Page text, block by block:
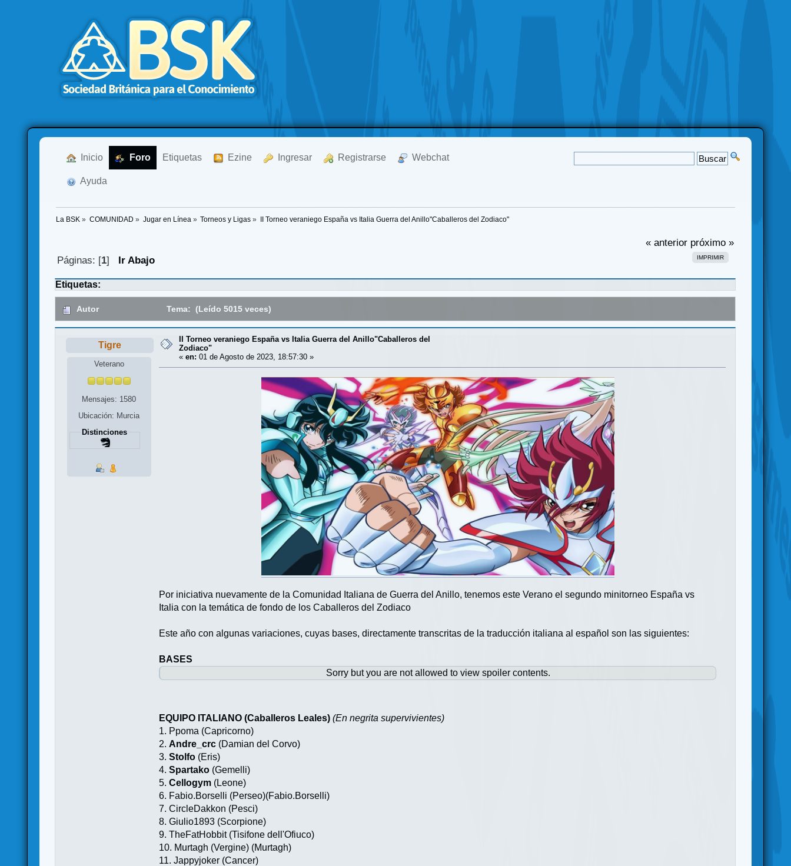
Inicio Foro Etiquetas Ezine Ingresar Registrarse Webchat
Ayuda
La BSK » COMUNIDAD » Jugar en Línea » Torneos y Ligas » II Torneo veraniego España vs Italia Guerra del Anillo"Caballeros del Zodiaco"
« anterior próximo »
IMPRIMIR
Páginas: [1] Ir Abajo
Etiquetas:
Autor Tema: (Leído 5015 veces)
Tigre
Veterano
Mensajes: 1580
Ubicación: Murcia
Distinciones
II Torneo veraniego España vs Italia Guerra del Anillo"Caballeros del
Zodiaco"
«en: 01 de Agosto de 2023, 18:57:30 »
Por iniciativa nuevamente de la Comunidad Italiana de Guerra del Anillo, tenemos este Verano el segundo minitorneo España vs
Italia con la temática de fondo de los Caballeros del Zodiaco
Este año con algunas variaciones, cuyas bases, directamente transcritas de la traducción italiana al español son las siguientes:
BASES
Sorry but you are not allowed to view spoiler contents.
EQUIPO ITALIANO (Caballeros Leales) (En negrita supervivientes)
1. Ppoma (Capricorno)
2. Andre_crc (Damian del Corvo)
3.Stolfo (Eris)
4.Spartako (Gemelli)
5.Cellogym (Leone)
6. Fabio.Borselli (Perseo)(Fabio.Borselli)
7. CircleDakkon (Pesci)
8. Giulio1893 (Scorpione)
9. TheFatHobbit (Tisifone dell'Ofiuco)
10. Murtagh (Vergine) (Murtagh)
11. Jappyjoker (Cancer)